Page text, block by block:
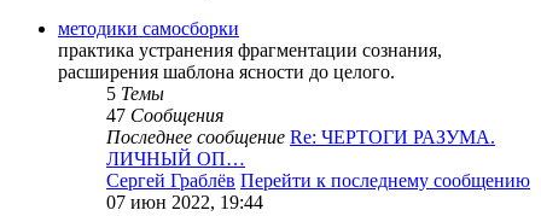
методики самосборки
практика устранения фрагментации сознания,
расширения шаблона ясности до целого.
5 Темы
47 Сообщения
Последнее сообщение Re: ЧЕРТОГИ РАЗУМА.
ЛИЧНЫЙ ОП…
Сергей Граблёв Перейти к последнему сообщению
07 июн 2022, 19:44